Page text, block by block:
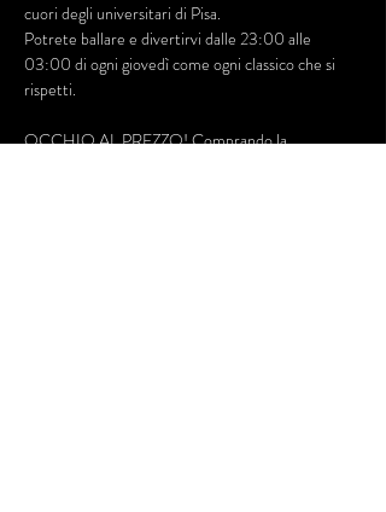
cuori degli universitari di Pisa.
Potrete ballare e divertirvi dalle 23:00 alle
03:00 di ogni giovedì come ogni classico che si
rispetti.
OCCHIO AL PREZZO! Comprando la